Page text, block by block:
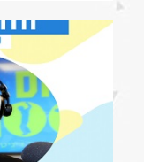
מעצרים
הוא רוצה